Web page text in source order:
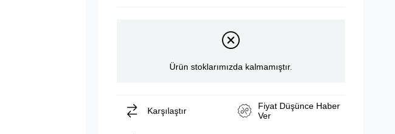
Ürün stoklarımızda kalmamıştır.
Karşılaştır
Fiyat Düşünce Haber
Ver